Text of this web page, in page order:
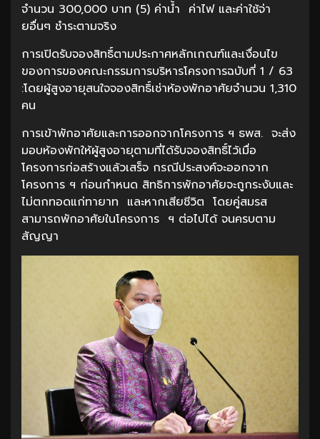
จำนวน 300,000 บาท (5) ค่าน้ำ ค่าไฟ และค่าใช้จ่า
ยอื่นๆ ชำระตามจริง
การเปิดรับจองสิทธิ์ตามประกาศหลักเกณฑ์และเงื่อนไข
ของการของคณะกรรมการบริหารโครงการฉบับที่ 1 / 63
:โดยผู้สูงอายุสนใจจองสิทธิ์เช่าห้องพักอาศัยจำนวน 1,310
คน
การเข้าพักอาศัยและการออกจากโครงการ ฯ ธพส. จะส่ง
มอบห้องพักให้ผู้สูงอายุตามที่ได้รับจองสิทธิ์ไว้เมื่อ
โครงการก่อสร้างแล้วเสร็จ กรณีประสงค์จะออกจาก
โครงการ ฯ ก่อนกำหนด สิทธิการพักอาศัยจะถูกระงับและ
ไม่ตกทอดแก่ทายาท และหากเสียชีวิต โดยคู่สมรส
สามารถพักอาศัยในโครงการ ฯ ต่อไปได้ จนครบตาม
สัญญา